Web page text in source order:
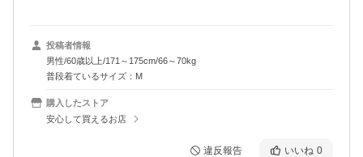
投稿者情報
男性/60歳以上/171～175cm/66～70kg
普段着ているサイズ：M
購入したストア
安心して買えるお店
違反報告 いいね 0